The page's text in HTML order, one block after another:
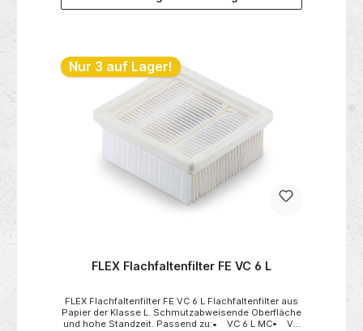
Nur 3 auf Lager!
FLEX Flachfaltenfilter FE VC 6 L
FLEX Flachfaltenfilter FE VC 6 L Flachfaltenfilter aus
Papier der Klasse L. Schmutzabweisende Oberfläche
und hohe Standzeit. Passend zu:• VC 6 L MC• VC